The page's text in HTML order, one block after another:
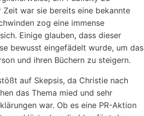
Zeit war sie bereits eine bekannte
zog eine immense
Einige glauben, dass dieser
bewusst eingefädelt wurde, um das
und ihren Büchern zu steigern.
auf Skepsis, da Christie nach
das Thema mied und sehr
war. Ob es eine PR-Aktion